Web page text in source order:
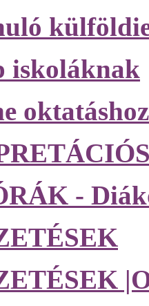
iskoláknak
oktatáshoz
-